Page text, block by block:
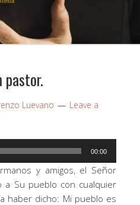
pastor.
Luevano
Leave a
00:00
y amigos, el Señor
a Su pueblo con cualquier
haber dicho: Mi pueblo es